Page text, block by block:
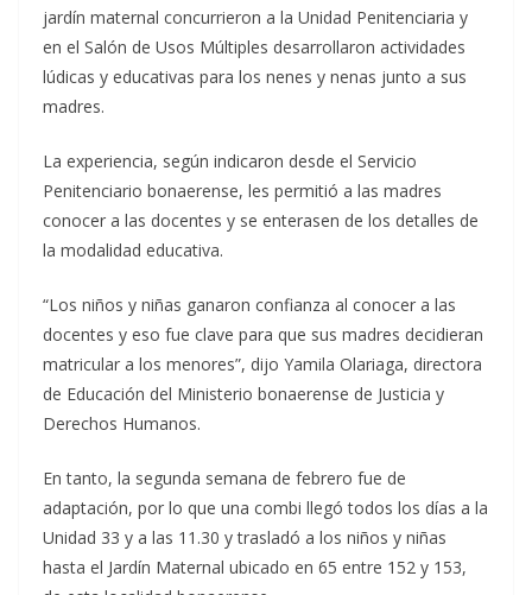
jardín maternal concurrieron a la Unidad Penitenciaria y
en el Salón de Usos Múltiples desarrollaron actividades
lúdicas y educativas para los nenes y nenas junto a sus
madres.
La experiencia, según indicaron desde el Servicio
Penitenciario bonaerense, les permitió a las madres
conocer a las docentes y se enterasen de los detalles de
la modalidad educativa.
“Los niños y niñas ganaron confianza al conocer a las
docentes y eso fue clave para que sus madres decidieran
matricular a los menores”, dijo Yamila Olariaga, directora
de Educación del Ministerio bonaerense de Justicia y
Derechos Humanos.
En tanto, la segunda semana de febrero fue de
adaptación, por lo que una combi llegó todos los días a la
Unidad 33 y a las 11.30 y trasladó a los niños y niñas
hasta el Jardín Maternal ubicado en 65 entre 152 y 153,